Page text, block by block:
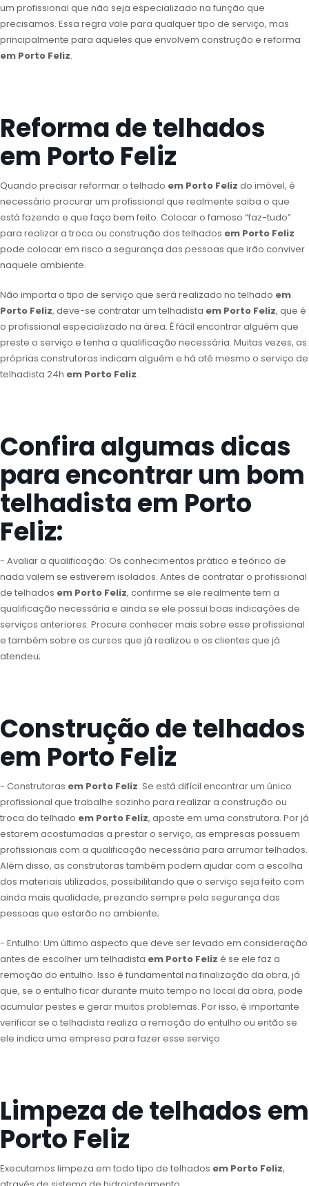
um profissional que não seja especializado na função que
precisamos. Essa regra vale para qualquer tipo de serviço, mas
principalmente para aqueles que envolvem construção e reforma
em Porto Feliz.
Reforma de telhados
em Porto Feliz
Quando precisar reformar o telhado em Porto Feliz do imóvel, é
necessário procurar um profissional que realmente saiba o que
está fazendo e que faça bem feito. Colocar o famoso “faz-tudo”
para realizar a troca ou construção dos telhados em Porto Feliz
pode colocar em risco a segurança das pessoas que irão conviver
naquele ambiente.
Não importa o tipo de serviço que será realizado no telhado em
Porto Feliz, deve-se contratar um telhadista em Porto Feliz, que é
o profissional especializado na área. É fácil encontrar alguém que
preste o serviço e tenha a qualificação necessária. Muitas vezes, as
próprias construtoras indicam alguém e há até mesmo o serviço de
telhadista 24h em Porto Feliz.
Confira algumas dicas
para encontrar um bom
telhadista em Porto
Feliz:
- Avaliar a qualificação: Os conhecimentos prático e teórico de
nada valem se estiverem isolados. Antes de contratar o profissional
de telhados em Porto Feliz, confirme se ele realmente tem a
qualificação necessária e ainda se ele possui boas indicações de
serviços anteriores. Procure conhecer mais sobre esse profissional
e também sobre os cursos que já realizou e os clientes que já
atendeu;
Construção de telhados
em Porto Feliz
- Construtoras em Porto Feliz: Se está difícil encontrar um único
profissional que trabalhe sozinho para realizar a construção ou
troca do telhado em Porto Feliz, aposte em uma construtora. Por já
estarem acostumadas a prestar o serviço, as empresas possuem
profissionais com a qualificação necessária para arrumar telhados.
Além disso, as construtoras também podem ajudar com a escolha
dos materiais utilizados, possibilitando que o serviço seja feito com
ainda mais qualidade, prezando sempre pela segurança das
pessoas que estarão no ambiente;
- Entulho: Um último aspecto que deve ser levado em consideração
antes de escolher um telhadista em Porto Feliz é se ele faz a
remoção do entulho. Isso é fundamental na finalização da obra, já
que, se o entulho ficar durante muito tempo no local da obra, pode
acumular pestes e gerar muitos problemas. Por isso, é importante
verificar se o telhadista realiza a remoção do entulho ou então se
ele indica uma empresa para fazer esse serviço.
Limpeza de telhados em
Porto Feliz
Executamos limpeza em todo tipo de telhados em Porto Feliz,